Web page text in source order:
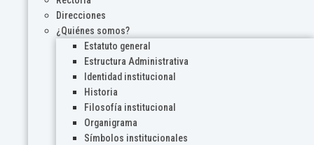
Direcciones
¿Quiénes somos?
Estatuto general
Estructura Administrativa
Identidad institucional
Historia
Filosofía institucional
Organigrama
Símbolos institucionales